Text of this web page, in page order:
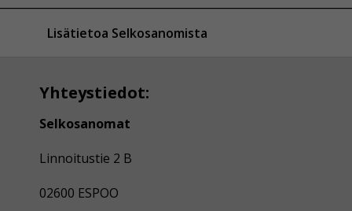
Lisätietoa Selkosanomista
Yhteystiedot:
Selkosanomat
Linnoitustie 2 B
02600 ESPOO